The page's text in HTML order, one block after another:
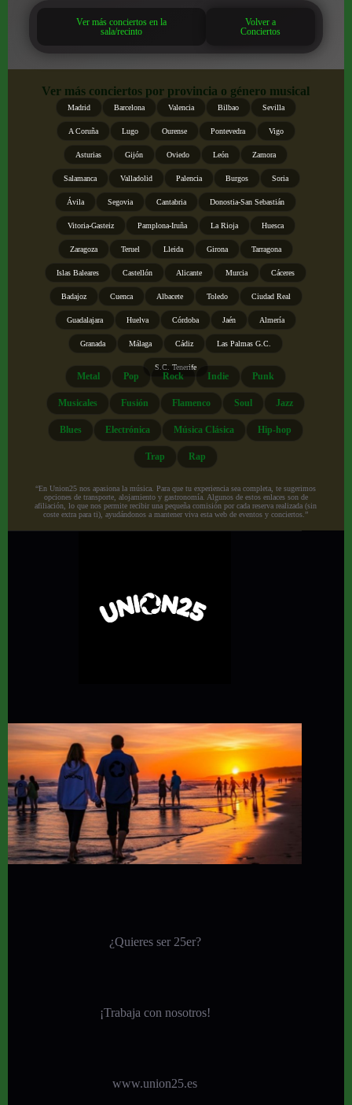
Ver más conciertos en la
sala/recinto
Volver a
Conciertos
Ver más conciertos por provincia o género musical
Madrid Barcelona Valencia Bilbao Sevilla
A Coruña Lugo Ourense Pontevedra Vigo
Asturias Gijón Oviedo León Zamora
Salamanca Valladolid Palencia Burgos Soria
Ávila Segovia Cantabria Donostia-San Sebastián
Vitoria-Gasteiz Pamplona-Iruña La Rioja Huesca
Zaragoza Teruel Lleida Girona Tarragona
Islas Baleares Castellón Alicante Murcia Cáceres
Badajoz Cuenca Albacete Toledo Ciudad Real
Guadalajara Huelva Córdoba Jaén Almería
Granada Málaga Cádiz Las Palmas G.C.
S.C. Tenerife
Metal Pop Rock Indie Punk
Musicales Fusión Flamenco Soul Jazz
Blues Electrónica Música Clásica Hip-hop
Trap Rap
“En Union25 nos apasiona la música. Para que tu experiencia sea completa, te sugerimos
opciones de transporte, alojamiento y gastronomía. Algunos de estos enlaces son de
afiliación, lo que nos permite recibir una pequeña comisión por cada reserva realizada (sin
coste extra para ti), ayudándonos a mantener viva esta web de eventos y conciertos.”
¿Quieres ser 25er?
¡Trabaja con nosotros!
www.union25.es